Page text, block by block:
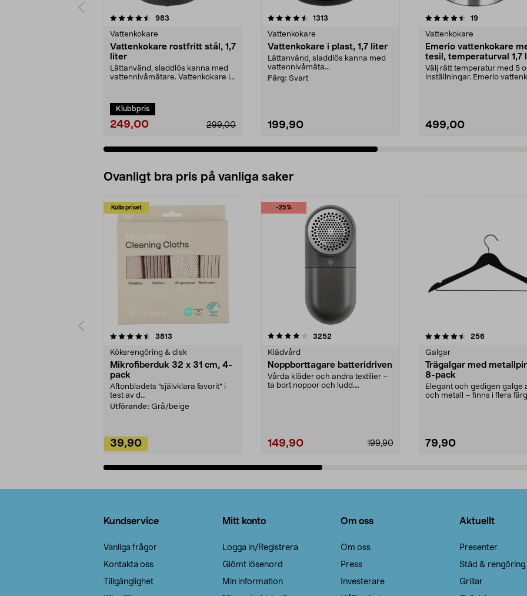
983
Vattenkokare
Vattenkokare rostfritt stål, 1,7
liter
Lättanvänd, sladdlös kanna med
vattennivåmätare. Vattenkokare i
Klubbpris
249,00 299,00
4.5 av 5 stjärnor 1313
Vattenkokare
Vattenkokare i plast, 1,7 liter
Lättanvänd, sladdlös kanna med
vattennivåmäta...
Färg: Svart
199,90
4.5 av 5 stjärnor 19recensioner
Vattenkokare
Emerio vattenkokare
tesil, temperaturval 1,7
122730
Välj rätt temperatur med 5
inställningar. Emerio
499,00
4.5 av 5 stjärnor
Ovanligt bra pris på vanliga saker
Kolla priset
3813
Köksrengöring & disk
Mikrofiberduk 32 x 31 cm, 4-
pack
Aftonbladets "självklara favorit” i
test av d...
Utförande: Grå/beige
39,90
-25%
4.0av 5 stjärnor 3252
Klädvård
Noppborttagare batteridriven
Vårda kläder och andra textilier –
ta bort noppor och ludd.
199,90
149,90
4.5av 5 stjärnor 256recensioner
Galgar
Trägalgar med
8-pack
Elegant och gedigen galge
och metall – finns i flera
79,90
4.0av 5 stjärnor
Kundservice
Vanliga frågor
Kontakta oss
Tillgänglighet
Mitt konto
Logga in/Registrera
Glömt lösenord
Min information
Om oss
Om oss
Press
Investerare
Aktuellt
Presenter
Städ & rengöring
Grillar